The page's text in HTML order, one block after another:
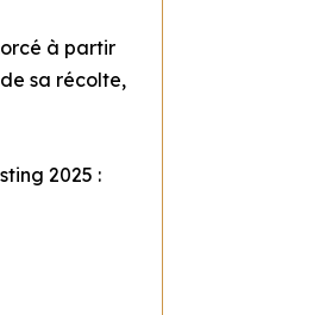
à partir
sa récolte,
2025 :